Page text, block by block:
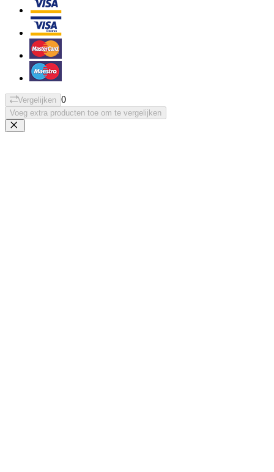
Vergelijken 0
Voeg extra producten toe om te vergelijken